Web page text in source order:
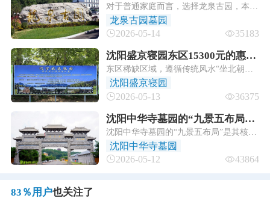
营墓园有什么特别优势？
对于普通家庭而言，选择龙泉古园，本质
上是选择一份“不会消失的承诺”——无论
是墓位的长期产权保障，还是园区未来的
维护升级，国企背景都意味着更可靠的托
底。
龙泉古园墓园
2026-05-14
35183
沈阳盛京寝园东区15300元的惠民
墓具体包含哪些服务？
东区稀缺区域，遵循传统风水“坐北朝南”
格局，背靠天柱山余脉，与清福陵同脉相
连，明堂开阔、光照充足。
沈阳盛京寝园
2026-05-13
36375
沈阳中华寺墓园的“九景五布局”
有哪些具体景点？
沈阳中华寺墓园的“九景五布局”是其核心
设计理念，将唐代建筑美学、佛教禅意与
自然山水完美融合，打造出一步一景、移
步易境的园林式墓园
沈阳中华寺墓园
2026-05-12
43864
83％用户也关注了